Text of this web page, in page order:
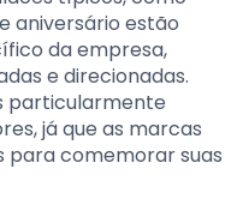
aniversário estão
da empresa,
e direcionadas.
particularmente
já que as marcas
para comemorar suas